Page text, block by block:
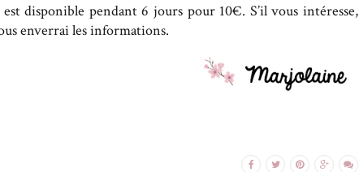
disponible pendant 6 jours pour 10€. S’il vous intéresse,
enverrai les informations.